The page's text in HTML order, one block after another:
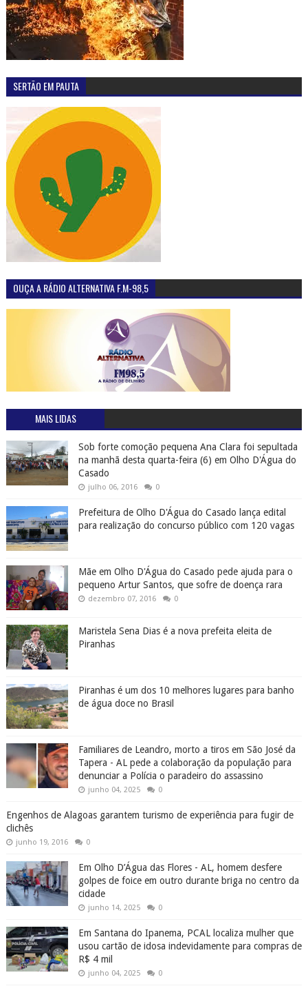
SERTÃO EM PAUTA
OUÇA A RÁDIO ALTERNATIVA F.M-98,5
MAIS LIDAS
Sob forte comoção pequena Ana Clara foi sepultada
na manhã desta quarta-feira (6) em Olho D'Água do
Casado
julho 06, 2016 0
Prefeitura de Olho D'Água do Casado lança edital
para realização do concurso público com 120 vagas
Mãe em Olho D'Água do Casado pede ajuda para o
pequeno Artur Santos, que sofre de doença rara
dezembro 07, 2016 0
Maristela Sena Dias é a nova prefeita eleita de
Piranhas
Piranhas é um dos 10 melhores lugares para banho
de água doce no Brasil
Familiares de Leandro, morto a tiros em São José da
Tapera - AL pede a colaboração da população para
denunciar a Polícia o paradeiro do assassino
junho 04, 2025 0
Engenhos de Alagoas garantem turismo de experiência para fugir de
clichês
junho 19, 2016 0
Em Olho D’Água das Flores - AL, homem desfere
golpes de foice em outro durante briga no centro da
cidade
junho 14, 2025 0
Em Santana do Ipanema, PCAL localiza mulher que
usou cartão de idosa indevidamente para compras de
R$ 4 mil
junho 04, 2025 0